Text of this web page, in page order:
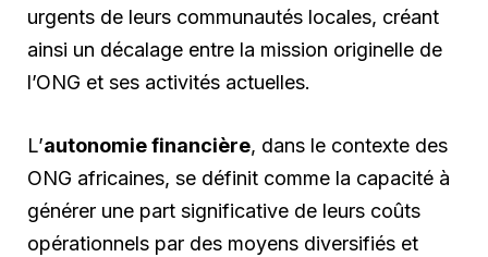
urgents de leurs communautés locales, créant
ainsi un décalage entre la mission originelle de
l’ONG et ses activités actuelles.
L’autonomie financière, dans le contexte des
ONG africaines, se définit comme la capacité à
générer une part significative de leurs coûts
opérationnels par des moyens diversifiés et